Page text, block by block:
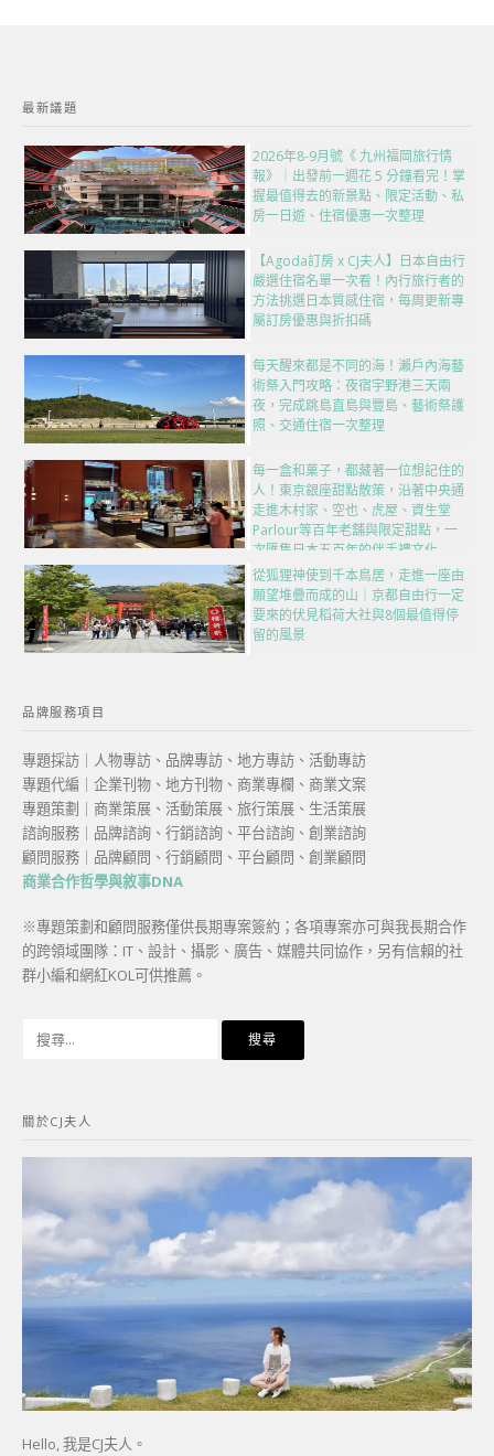
最新議題
2026年8-9月號《 九州福岡旅行情
報》｜出發前一週花 5 分鐘看完！掌
握最值得去的新景點、限定活動、私
房一日遊、住宿優惠一次整理
【Agoda訂房 x CJ夫人】日本自由行
嚴選住宿名單一次看！內行旅行者的
方法挑選日本質感住宿，每周更新專
屬訂房優惠與折扣碼
每天醒來都是不同的海！瀨戶內海藝
術祭入門攻略：夜宿宇野港三天兩
夜，完成跳島直島與豐島、藝術祭護
照、交通住宿一次整理
每一盒和菓子，都藏著一位想記住的
人！東京銀座甜點散策，沿著中央通
走進木村家、空也、虎屋、資生堂
Parlour等百年老舖與限定甜點，一
次匯集日本五百年的伴手禮文化
從狐狸神使到千本鳥居，走進一座由
願望堆疊而成的山｜京都自由行一定
要來的伏見稻荷大社與8個最值得停
留的風景
品牌服務項目
專題採訪｜人物專訪、品牌專訪、地方專訪、活動專訪
專題代編｜企業刊物、地方刊物、商業專欄、商業文案
專題策劃｜商業策展、活動策展、旅行策展、生活策展
諮詢服務｜品牌諮詢、行銷諮詢、平台諮詢、創業諮詢
顧問服務｜品牌顧問、行銷顧問、平台顧問、創業顧問
商業合作哲學與敘事DNA
※專題策劃和顧問服務僅供長期專案簽約；各項專案亦可與我長期合作
的跨領域團隊：IT、設計、攝影、廣告、媒體共同協作，另有信賴的社
群小編和網紅KOL可供推薦。
字:
關於CJ夫人
Hello, 我是CJ夫人。